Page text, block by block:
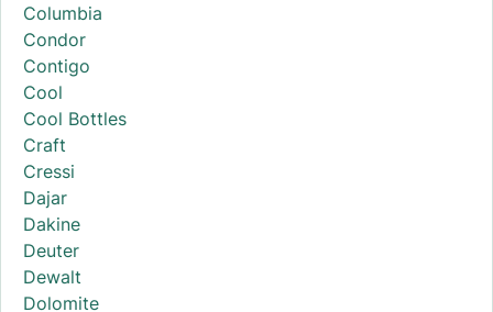
Columbia
Condor
Contigo
Cool
Cool Bottles
Craft
Cressi
Dajar
Dakine
Deuter
Dewalt
Dolomite